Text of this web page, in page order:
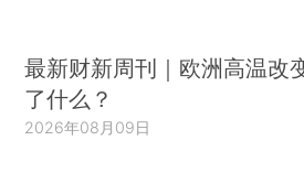
最新财新周刊｜欧洲高温改
了什么？
2026年08月09日